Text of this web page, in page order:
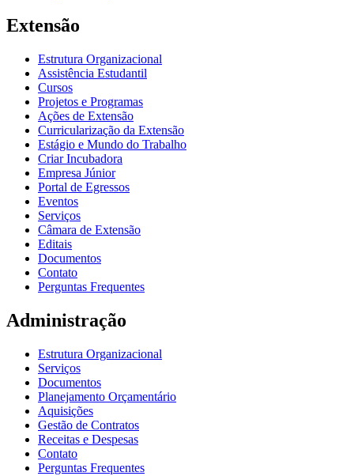
Extensão
Estrutura Organizacional
Assistência Estudantil
Cursos
Projetos e Programas
Ações de Extensão
Curricularização da Extensão
Estágio e Mundo do Trabalho
Criar Incubadora
Empresa Júnior
Portal de Egressos
Eventos
Serviços
Câmara de Extensão
Editais
Documentos
Contato
Perguntas Frequentes
Administração
Estrutura Organizacional
Serviços
Documentos
Planejamento Orçamentário
Aquisições
Gestão de Contratos
Receitas e Despesas
Contato
Perguntas Frequentes